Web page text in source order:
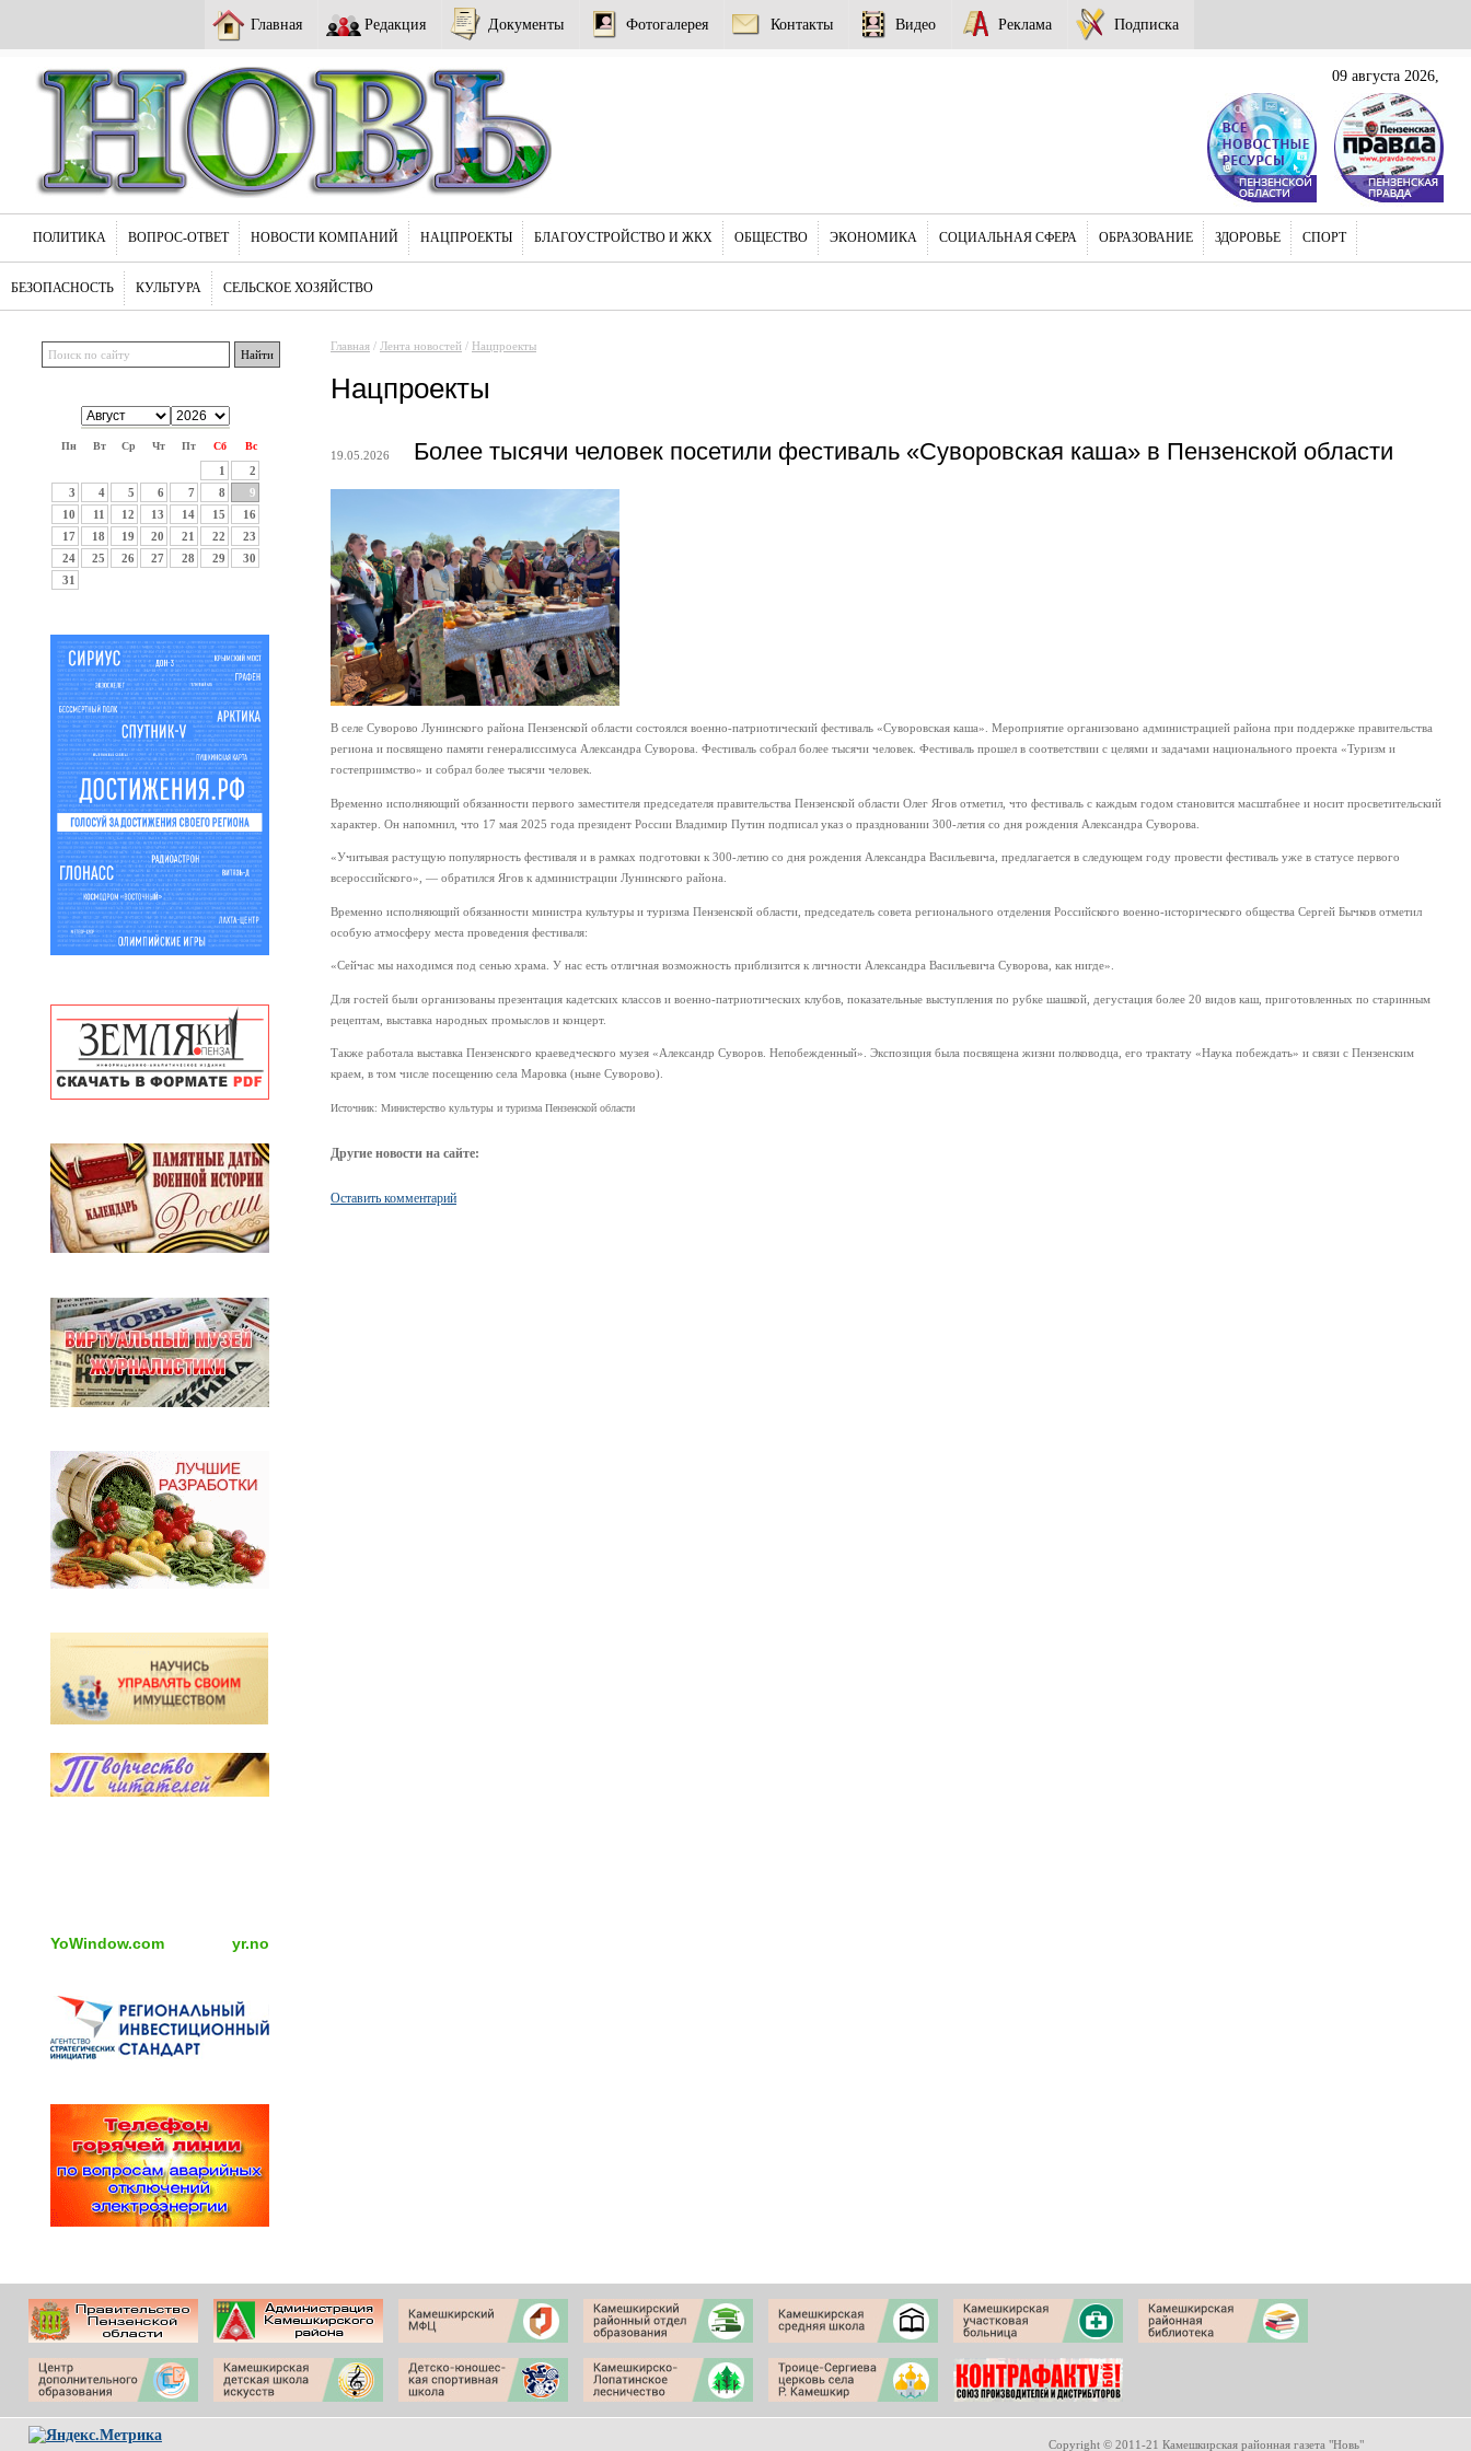
Главная Редакция Документы Фотогалерея Контакты Видео Реклама Подписка
09 августа 2026,
ПОЛИТИКА ВОПРОС-ОТВЕТ НОВОСТИ КОМПАНИЙ НАЦПРОЕКТЫ БЛАГОУСТРОЙСТВО И ЖКХ ОБЩЕСТВО ЭКОНОМИКА СОЦИАЛЬНАЯ СФЕРА ОБРАЗОВАНИЕ ЗДОРОВЬЕ СПОРТ
БЕЗОПАСНОСТЬ КУЛЬТУРА СЕЛЬСКОЕ ХОЗЯЙСТВО
Пн Вт Ср Чт Пт Сб Вс
1
2
3
4 5 6 7 8
9
10
11 12 13 14 15
16
17
18 19 20 21 22
23
24
25 26 27 28 29
30
31
YoWindow.com yr.no
Главная / Лента новостей / Нацпроекты
Нацпроекты
19.05.2026 Более тысячи человек посетили фестиваль «Суворовская каша» в Пензенской области
В селе Суворово Лунинского района Пензенской области состоялся военно-патриотический фестиваль «Суворовская каша». Мероприятие организовано администрацией района при поддержке правительства
региона и посвящено памяти генералиссимуса Александра Суворова. Фестиваль собрал более тысячи человек. Фестиваль прошел в соответствии с целями и задачами национального проекта «Туризм и
гостеприимство» и собрал более тысячи человек.
Временно исполняющий обязанности первого заместителя председателя правительства Пензенской области Олег Ягов отметил, что фестиваль с каждым годом становится масштабнее и носит просветительский
характер. Он напомнил, что 17 мая 2025 года президент России Владимир Путин подписал указ о праздновании 300-летия со дня рождения Александра Суворова.
«Учитывая растущую популярность фестиваля и в рамках подготовки к 300‑летию со дня рождения Александра Васильевича, предлагается в следующем году провести фестиваль уже в статусе первого
всероссийского», — обратился Ягов к администрации Лунинского района.
Временно исполняющий обязанности министра культуры и туризма Пензенской области, председатель совета регионального отделения Российского военно-исторического общества Сергей Бычков отметил
особую атмосферу места проведения фестиваля:
«Сейчас мы находимся под сенью храма. У нас есть отличная возможность приблизится к личности Александра Васильевича Суворова, как нигде».
Для гостей были организованы презентация кадетских классов и военно-патриотических клубов, показательные выступления по рубке шашкой, дегустация более 20 видов каш, приготовленных по старинным
рецептам, выставка народных промыслов и концерт.
Также работала выставка Пензенского краеведческого музея «Александр Суворов. Непобежденный». Экспозиция была посвящена жизни полководца, его трактату «Наука побеждать» и связи с Пензенским
краем, в том числе посещению села Маровка (ныне Суворово).
Источник: Министерство культуры и туризма Пензенской области
Другие новости на сайте:
Оставить комментарий
Copyright © 2011-21 Камешкирская районная газета "Новь"